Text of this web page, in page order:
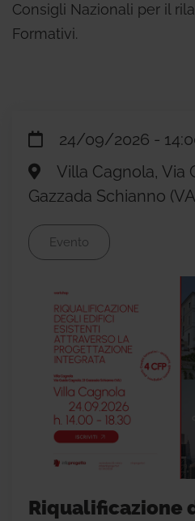
Consigli Nazionali per il
Formativi.
24/09/2026 -
Villa Cagnola, Via
Gazzada Schianno
Evento
Riqualificazione